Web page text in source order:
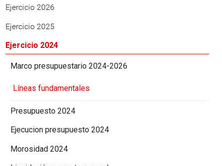
Ejercicio 2026
Ejercicio 2025
Ejercicio 2024
Marco presupuestario 2024-2026
Líneas fundamentales
Presupuesto 2024
Ejecucion presupuesto 2024
Morosidad 2024